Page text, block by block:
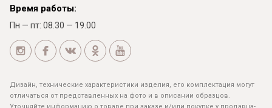
Время работы:
Пн — пт: 08.30 — 19.00
Дизайн, технические характеристики изделия, его комплектация могут
отличаться от представленных на фото и в описании образцов.